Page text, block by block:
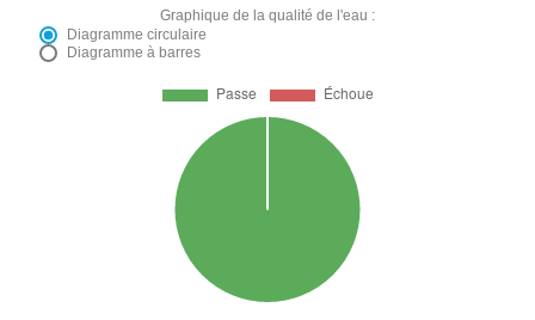
Graphique de la qualité de l'eau :
Diagramme circulaire
Diagramme à barres